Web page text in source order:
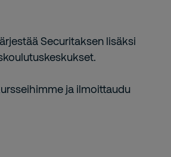
Securitaksen lisäksi
ja ilmoittaudu